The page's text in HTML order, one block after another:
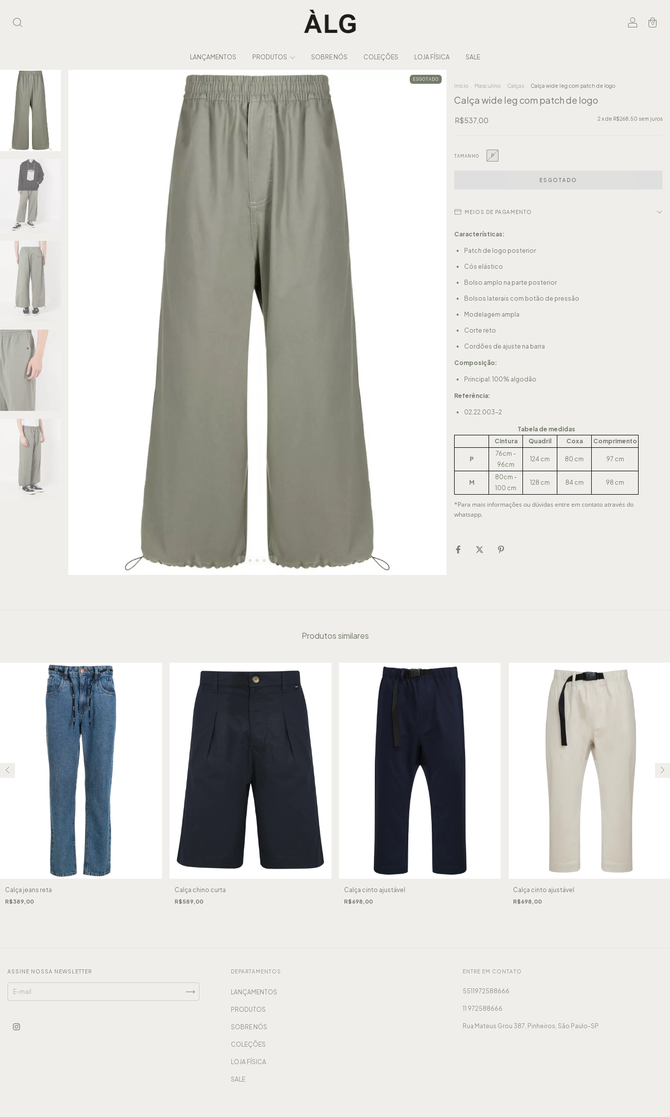
0
LANÇAMENTOS PRODUTOS SOBRE NÓS COLEÇÕES LOJA FÍSICA SALE
ESGOTADO
Início Masculino Calças Calça wide leg com patch de logo
Calça wide leg com patch de logo
R$537,00 2 x de R$268,50 sem juros
TAMANHO P
MEIOS DE PAGAMENTO
Características:
Patch de logo posterior
Cós elástico
Bolso amplo na parte posterior
Bolsos laterais com botão de pressão
Modelagem ampla
Corte reto
Cordões de ajuste na barra
Composição:
Principal: 100% algodão
Referência:
02.22.003-2
Tabela de medidas
Cintura
Quadril Coxa Comprimento
P
76cm -
96cm
124 cm 80 cm 97 cm
M
80cm -
100 cm
128 cm 84 cm 98 cm
*Para mais informações ou dúvidas entre em contato através do
whatsapp.
Produtos similares
Calça jeans reta
R$389,00
Calça chino curta
R$589,00
Calça cinto ajustável
R$698,00
Calça cinto ajustável
R$698,00
ASSINE NOSSA NEWSLETTER DEPARTAMENTOS
LANÇAMENTOS
PRODUTOS
SOBRE NÓS
COLEÇÕES
LOJA FÍSICA
SALE
ENTRE EM CONTATO
5511972588666
11 972588666
Rua Mateus Grou 387, Pinheiros, São Paulo-SP